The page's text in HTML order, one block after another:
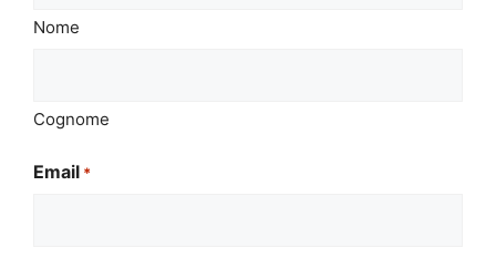
Nome
Cognome
Email *